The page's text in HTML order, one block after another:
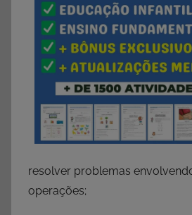
resolver problemas
operações;